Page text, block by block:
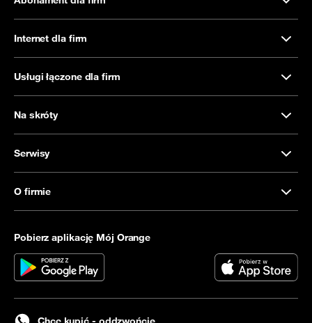
Internet dla firm
Usługi łączone dla firm
Na skróty
Serwisy
O firmie
Pobierz aplikację Mój Orange